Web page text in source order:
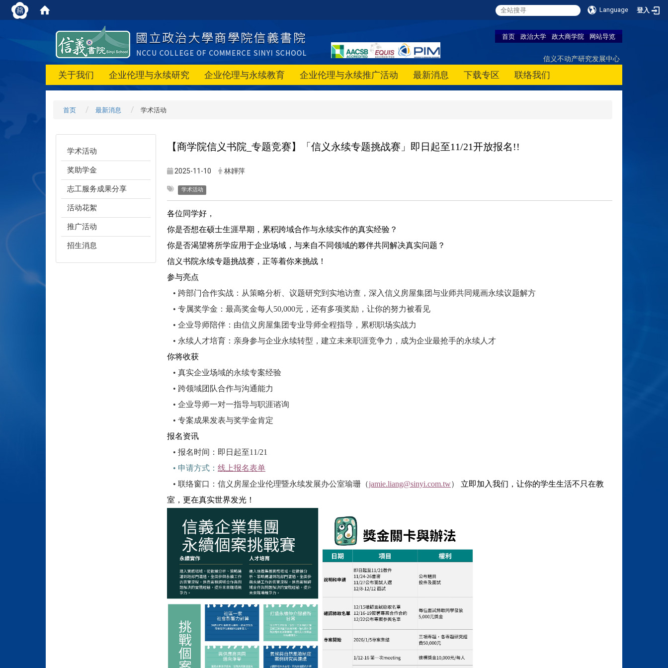
Language 登入
首页 政治大学 政大商学院 网站导览
信义不动产研究发展中心
关于我们 企业伦理与永续研究 企业伦理与永续教育 企业伦理与永续推广活动 最新消息 下载专区 联络我们
首页 最新消息 学术活动
学术活动
奖助学金
志工服务成果分享
活动花絮
推广活动
招生消息
【商学院信义书院_专题竞赛】「信义永续专题挑战赛」即日起至11/21开放报名!!
2025-11-10 林韡萍
学术活动
各位同学好，
你是否想在硕士生涯早期，累积跨域合作与永续实作的真实经验？
你是否渴望将所学应用于企业场域，与来自不同领域的夥伴共同解决真实问题？
信义书院永续专题挑战赛，正等着你来挑战！
参与亮点
• 跨部门合作实战：从策略分析、议题研究到实地访查，深入信义房屋集团与业师共同规画永续议题解方
• 专属奖学金：最高奖金每人50,000元，还有多项奖励，让你的努力被看见
• 企业导师陪伴：由信义房屋集团专业导师全程指导，累积职场实战力
• 永续人才培育：亲身参与企业永续转型，建立未来职涯竞争力，成为企业最抢手的永续人才
你将收获
• 真实企业场域的永续专案经验
• 跨领域团队合作与沟通能力
• 企业导师一对一指导与职涯谘询
• 专案成果发表与奖学金肯定
报名资讯
• 报名时间：即日起至11/21
• 申请方式： 线上报名表单
• 联络窗口：信义房屋企业伦理暨永续发展办公室瑜珊（jamie.liang@sinyi.com.tw）
立即加入我们，让你的学生生活不只在教
室，更在真实世界发光！